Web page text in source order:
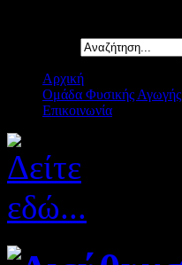
Αρχική
Ομάδα Φυσικής Αγωγής
Επικοινωνία